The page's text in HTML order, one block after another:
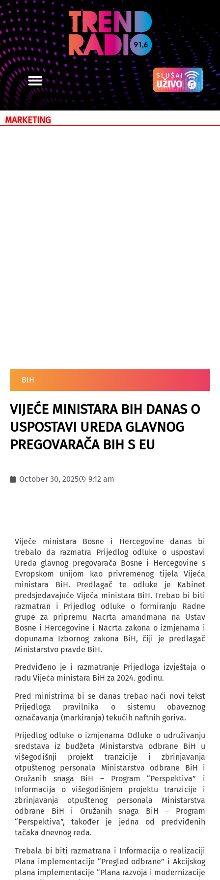
MARKETING
BIH
VIJEĆE MINISTARA BIH DANAS O
USPOSTAVI UREDA GLAVNOG
PREGOVARAČA BIH S EU
October 30, 2025 9:12 am
Vijeće ministara Bosne i Hercegovine danas bi
trebalo da razmatra Prijedlog odluke o uspostavi
Ureda glavnog pregovarača Bosne i Hercegovine s
Evropskom unijom kao privremenog tijela Vijeća
ministara BiH. Predlagač te odluke je Kabinet
predsjedavajuće Vijeća ministara BiH. Trebao bi biti
razmatran i Prijedlog odluke o formiranju Radne
grupe za pripremu Nacrta amandmana na Ustav
Bosne i Hercegovine i Nacrta zakona o izmjenama i
dopunama Izbornog zakona BiH, čiji je predlagač
Ministarstvo pravde BiH.
Predviđeno je i razmatranje Prijedloga izvještaja o
radu Vijeća ministara BiH za 2024. godinu.
Pred ministrima bi se danas trebao naći novi tekst
Prijedloga pravilnika o sistemu obaveznog
označavanja (markiranja) tekućih naftnih goriva.
Prijedlog odluke o izmjenama Odluke o udruživanju
sredstava iz budžeta Ministarstva odbrane BiH u
višegodišnji projekt tranzicije i zbrinjavanja
otpuštenog personala Ministarstva odbrane BiH i
Oružanih snaga BiH – Program “Perspektiva” i
Informacija o višegodišnjem projektu tranzicije i
zbrinjavanja otpuštenog personala Ministarstva
odbrane BiH i Oružanih snaga BiH – Program
“Perspektiva”, također je jedna od predviđenih
tačaka dnevnog reda.
Trebala bi biti razmatrana i Informacija o realizaciji
Plana implementacije “Pregled odbrane” i Akcijskog
plana implementacije “Plana razvoja i modernizacije